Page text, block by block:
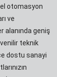
otomasyon
ve
alanında geniş
teknik
dostu sanayi